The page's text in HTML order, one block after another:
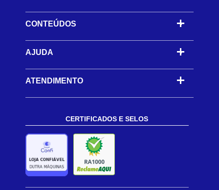
CONTEÚDOS -
AJUDA -
ATENDIMENTO
CERTIFICADOS E SELOS